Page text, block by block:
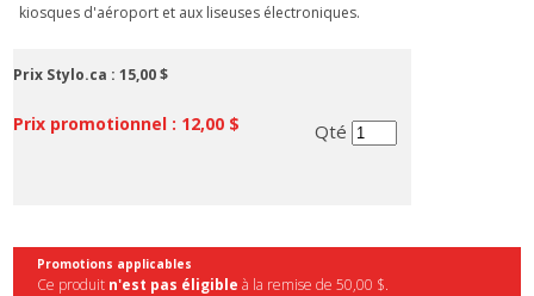
kiosques d'aéroport et aux liseuses électroniques.
Prix Stylo.ca :15,00 $
Prix promotionnel : 12,00 $ Qté
Promotions applicables
Ce produit n'est pas éligible à la remise de 50,00 $.